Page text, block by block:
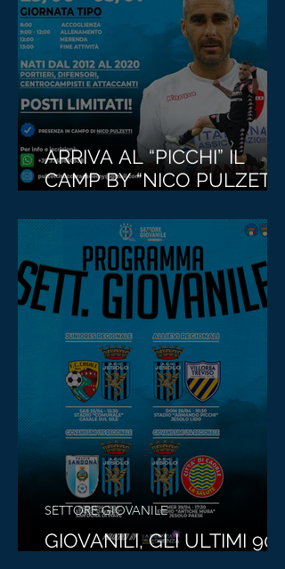
ARRIVA AL “PICCHI” IL
CAMP BY “NICO PULZETTI
GIOVANILI, GLI ULTIMI 90':
SETTORE GIOVANILE